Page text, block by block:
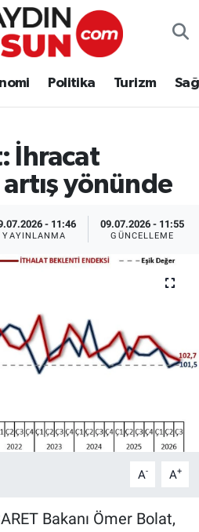
Politika Turizm
İhracat
yönünde
- 11:46
YAYINLANMA
09.07.2026 - 11:55
GÜNCELLEME
A- A+
Bakanı Ömer Bolat,
ve Fikstür